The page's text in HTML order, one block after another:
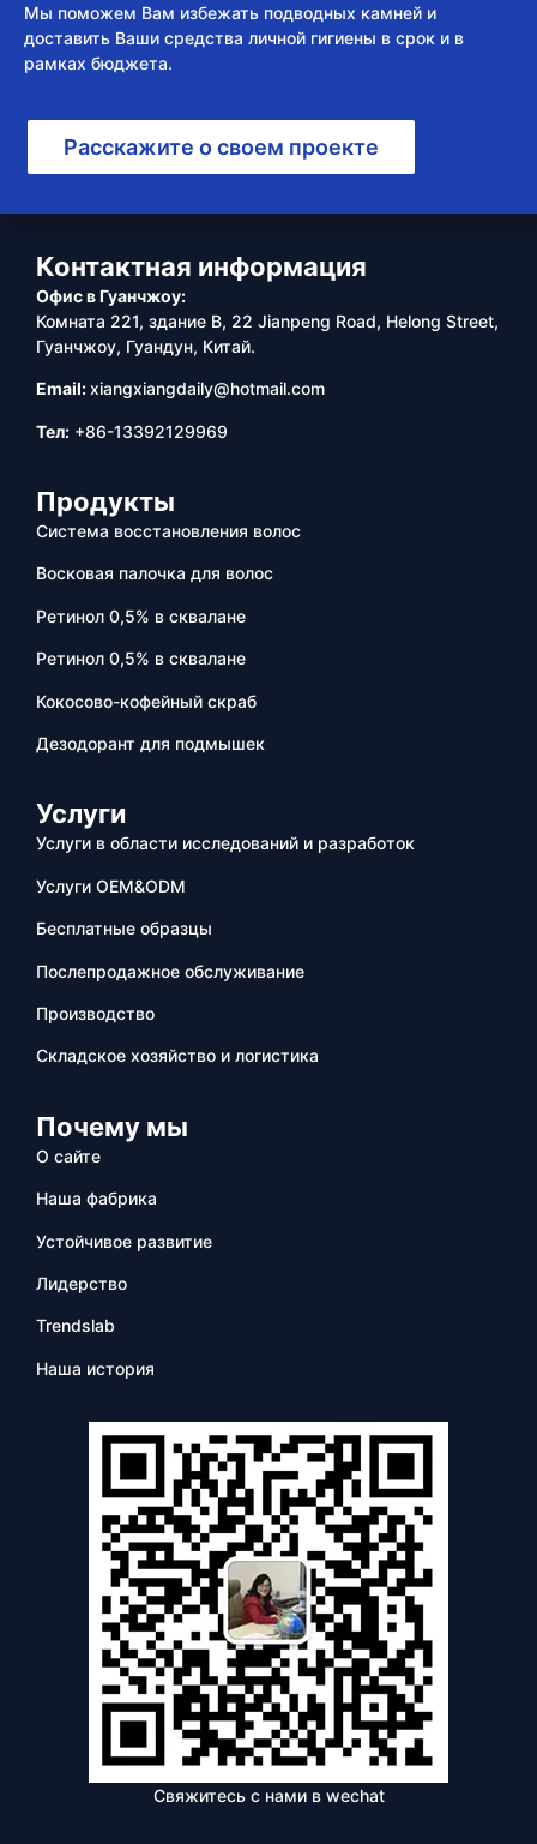
Мы поможем Вам избежать подводных камней и
доставить Ваши средства личной гигиены в срок и в
рамках бюджета.
Расскажите о своем проекте
Контактная информация
Офис в Гуанчжоу:
Комната 221, здание B, 22 Jianpeng Road, Helong Street,
Гуанчжоу, Гуандун, Китай.
Email:xiangxiangdaily@hotmail.com
Тел: +86-13392129969
Продукты
Система восстановления волос
Восковая палочка для волос
Ретинол 0,5% в сквалане
Ретинол 0,5% в сквалане
Кокосово-кофейный скраб
Дезодорант для подмышек
Услуги
Услуги в области исследований и разработок
Услуги OEM&ODM
Бесплатные образцы
Послепродажное обслуживание
Производство
Складское хозяйство и логистика
Почему мы
О сайте
Наша фабрика
Устойчивое развитие
Лидерство
Trendslab
Наша история
Свяжитесь с нами в wechat